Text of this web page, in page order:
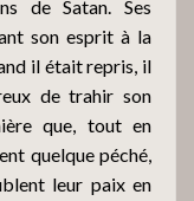
de Satan. Ses
son esprit à la
il était repris, il
de trahir son
que, tout en
quelque péché,
leur paix en